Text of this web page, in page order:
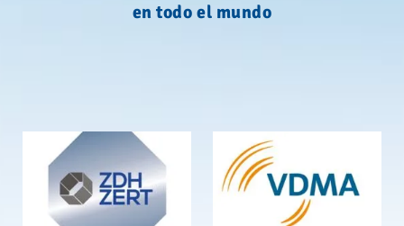
en todo el mundo